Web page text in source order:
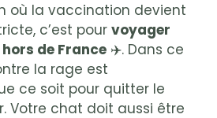
où la vaccination devient
c’est pour voyager
de France ✈️. Dans ce
la rage est
ce soit pour quitter le
Votre chat doit aussi être